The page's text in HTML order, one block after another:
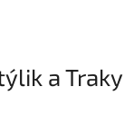
a Traky